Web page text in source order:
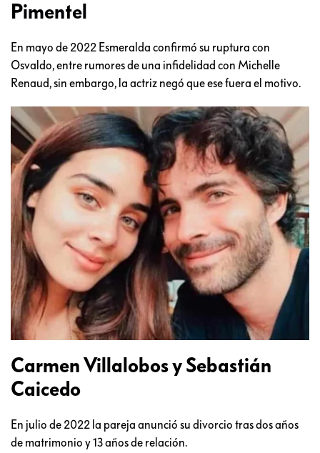
Pimentel
En mayo de 2022 Esmeralda confirmó su ruptura con
Osvaldo, entre rumores de una infidelidad con Michelle
Renaud, sin embargo, la actriz negó que ese fuera el motivo.
Carmen Villalobos y Sebastián
Caicedo
En julio de 2022 la pareja anunció su divorcio tras dos años
de matrimonio y 13 años de relación.